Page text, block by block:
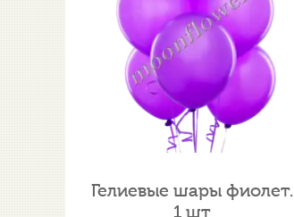
Гелиевые шары фиолет.
1 шт